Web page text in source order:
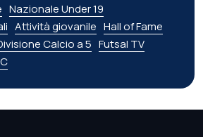
Nazionale Under 19
Attività giovanile Hall of Fame
Calcio a 5 Futsal TV